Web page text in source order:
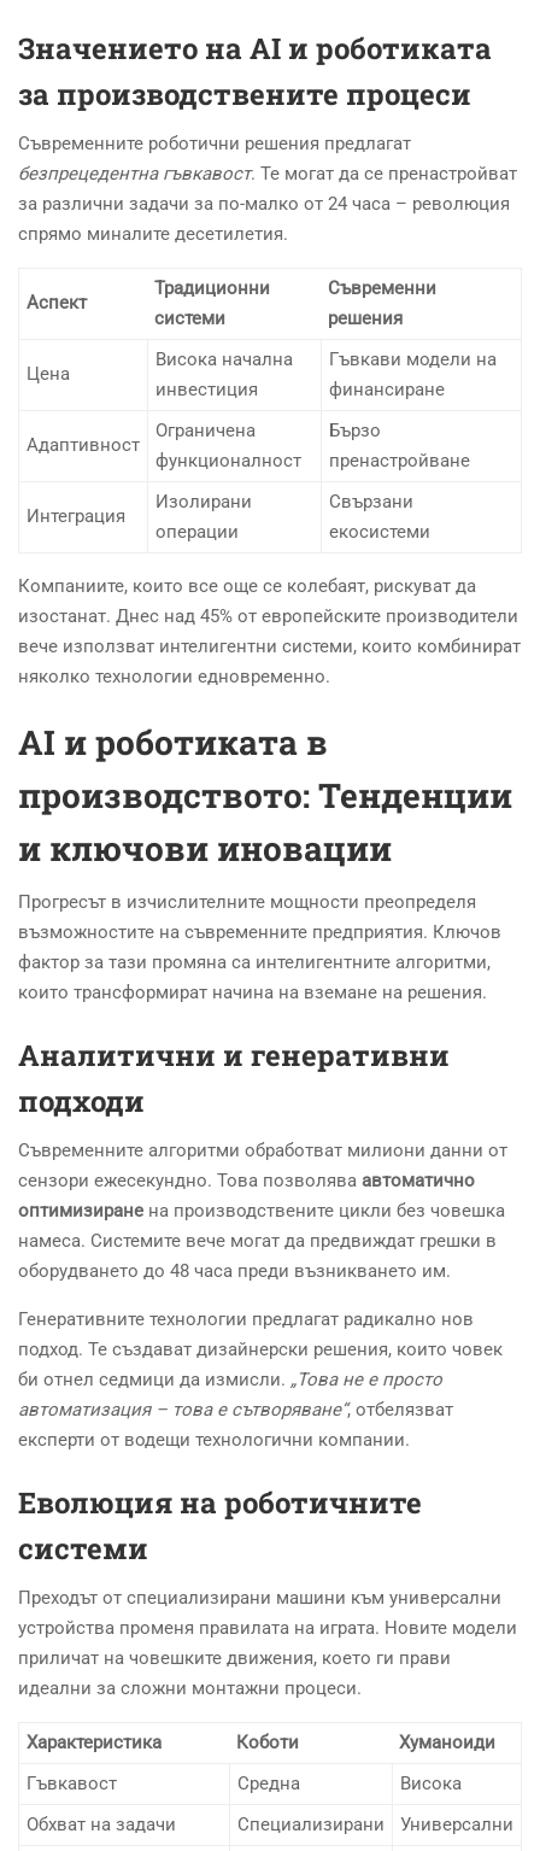
Значението на AI и роботиката
за производствените процеси
Съвременните роботични решения предлагат
безпрецедентна гъвкавост. Те могат да се пренастройват
за различни задачи за по-малко от 24 часа – революция
спрямо миналите десетилетия.
Аспект
Традиционни
системи
Съвременни
решения
Цена
Висока начална
инвестиция
Гъвкави модели на
финансиране
Адаптивност
Ограничена
функционалност
Бързо
пренастройване
Интеграция
Изолирани
операции
Свързани
екосистеми
Компаниите, които все още се колебаят, рискуват да
изостанат. Днес над 45% от европейските производители
вече използват интелигентни системи, които комбинират
няколко технологии едновременно.
AI и роботиката в
производството: Тенденции
и ключови иновации
Прогресът в изчислителните мощности преопределя
възможностите на съвременните предприятия. Ключов
фактор за тази промяна са интелигентните алгоритми,
които трансформират начина на вземане на решения.
Аналитични и генеративни
подходи
Съвременните алгоритми обработват милиони данни от
сензори ежесекундно. Това позволява автоматично
оптимизиране на производствените цикли без човешка
намеса. Системите вече могат да предвиждат грешки в
оборудването до 48 часа преди възникването им.
Генеративните технологии предлагат радикално нов
подход. Те създават дизайнерски решения, които човек
би отнел седмици да измисли. „Това не е просто
автоматизация – това е сътворяване“, отбелязват
експерти от водещи технологични компании.
Еволюция на роботичните
системи
Преходът от специализирани машини към универсални
устройства променя правилата на играта. Новите модели
приличат на човешките движения, което ги прави
идеални за сложни монтажни процеси.
Характеристика Коботи
Хуманоиди
Гъвкавост
Средна
Висока
Обхват на задачи
Специализирани
Универсални